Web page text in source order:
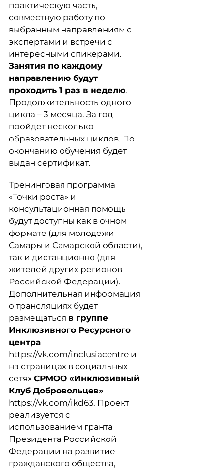
практическую часть,
совместную работу по
выбранным направлениям с
экспертами и встречи с
интересными спикерами.
Занятия по каждому
направлению будут
проходить 1 раз в неделю.
Продолжительность одного
цикла – 3 месяца. За год
пройдет несколько
образовательных циклов. По
окончанию обучения будет
выдан сертификат.
Тренинговая программа
«Точки роста» и
консультационная помощь
будут доступны как в очном
формате (для молодежи
Самары и Самарской области),
так и дистанционно (для
жителей других регионов
Российской Федерации).
Дополнительная информация
о трансляциях будет
размещаться в группе
Инклюзивного Ресурсного
центра
https://vk.com/inclusiacentre и
на страницах в социальных
сетях СРМОО «Инклюзивный
Клуб Добровольцев»
https://vk.com/ikd63. Проект
реализуется с
использованием гранта
Президента Российской
Федерации на развитие
гражданского общества,